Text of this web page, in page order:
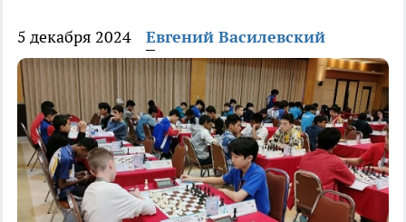
5 декабря 2024 Евгений Василевский